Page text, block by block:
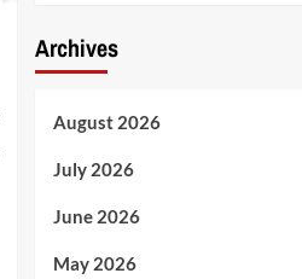
Archives
August 2026
July 2026
June 2026
May 2026